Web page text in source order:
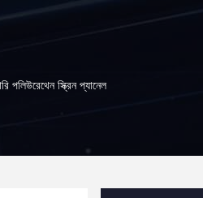
স্ক্রিন প্যানেল